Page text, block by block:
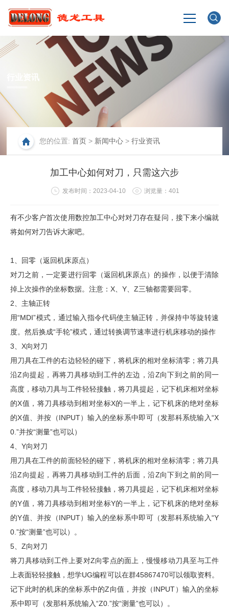
网站首页
企业介绍
产品展示
生产场景
新闻中心
行业资讯
您的位置:首页 > 新闻中心 >行业资讯
加工中心如何对刀，只需这六步
发布时间：2023-04-10 浏览量： 401
有不少客户首次使用数控加工中心对对刀存在疑问，接下来小编就
将如何对刀告诉大家吧。
1、回零（返回机床原点）
对刀之前，一定要进行回零（返回机床原点）的操作，以便于清除
掉上次操作的坐标数据。注意：X、Y、Z三轴都需要回零。
2、主轴正转
用“MDI”模式，通过输入指令代码使主轴正转，并保持中等旋转速
度。然后换成“手轮”模式，通过转换调节速率进行机床移动的操作
3、X向对刀
用刀具在工件的右边轻轻的碰下，将机床的相对坐标清零；将刀具
沿Z向提起，再将刀具移动到工件的左边，沿Z向下到之前的同一
高度，移动刀具与工件轻轻接触，将刀具提起，记下机床相对坐标
的X值，将刀具移动到相对坐标X的一半上，记下机床的绝对坐标
的X值、并按（INPUT）输入的坐标系中即可（发那科系统输入“X
0.”并按“测量”也可以）
4、Y向对刀
用刀具在工件的前面轻轻的碰下，将机床的相对坐标清零；将刀具
沿Z向提起，再将刀具移动到工件的后面，沿Z向下到之前的同一
高度，移动刀具与工件轻轻接触，将刀具提起，记下机床相对坐标
的Y值，将刀具移动到相对坐标Y的一半上，记下机床的绝对坐标
的Y值、并按（INPUT）输入的坐标系中即可（发那科系统输入“Y
0.”按“测量”也可以）。
5、Z向对刀
将刀具移动到工件上要对Z向零点的面上，慢慢移动刀具至与工件
上表面轻轻接触，想学UG编程可以在群45867470可以领取资料。
记下此时的机床的坐标系中的Z向值，并按（INPUT）输入的坐标
系中即可（发那科系统输入“Z0.”按“测量”也可以）。